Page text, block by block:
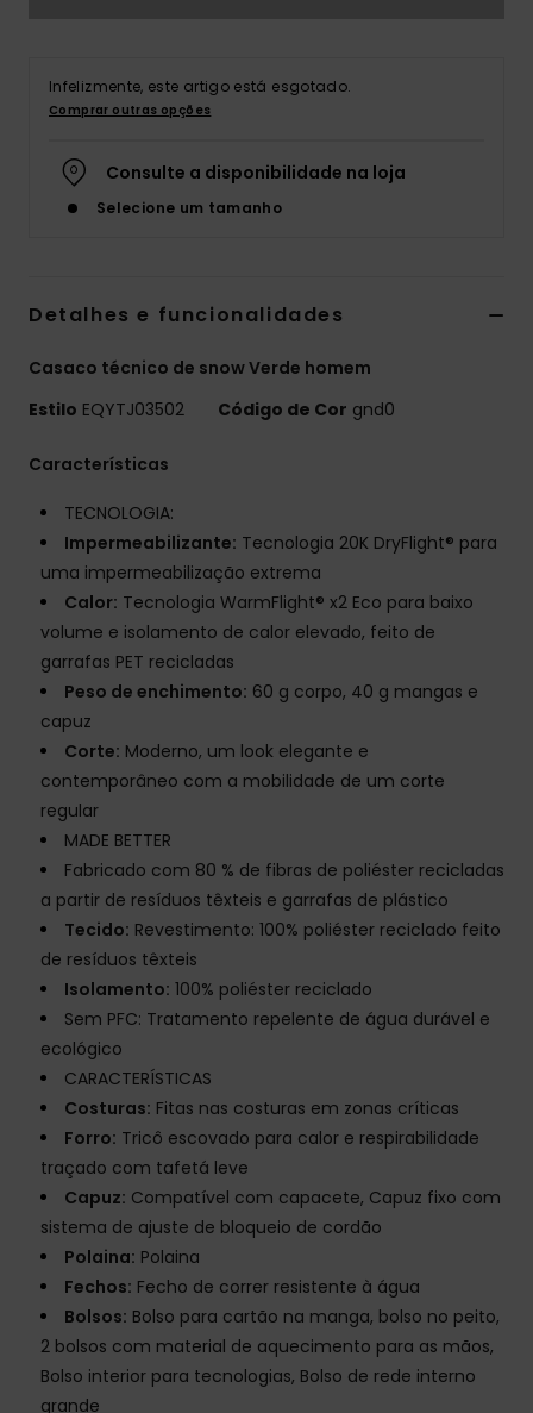
Infelizmente, este artigo está esgotado.
Comprar outras opções
Consulte a disponibilidade na loja
Selecione um tamanho
Detalhes e funcionalidades
Casaco técnico de snow Verde homem
Estilo EQYTJ03502 Código de Cor gnd0
Características
TECNOLOGIA:
Impermeabilizante: Tecnologia 20K DryFlight® para
uma impermeabilização extrema
Calor: Tecnologia WarmFlight® x2 Eco para baixo
volume e isolamento de calor elevado, feito de
garrafas PET recicladas
Peso de enchimento: 60 g corpo, 40 g mangas e
capuz
Corte: Moderno, um look elegante e
contemporâneo com a mobilidade de um corte
regular
MADE BETTER
Fabricado com 80 % de fibras de poliéster recicladas
a partir de resíduos têxteis e garrafas de plástico
Tecido: Revestimento: 100% poliéster reciclado feito
de resíduos têxteis
Isolamento: 100% poliéster reciclado
Sem PFC: Tratamento repelente de água durável e
ecológico
CARACTERÍSTICAS
Costuras: Fitas nas costuras em zonas críticas
Forro: Tricô escovado para calor e respirabilidade
traçado com tafetá leve
Capuz: Compatível com capacete, Capuz fixo com
sistema de ajuste de bloqueio de cordão
Polaina: Polaina
Fechos: Fecho de correr resistente à água
Bolsos: Bolso para cartão na manga, bolso no peito,
2 bolsos com material de aquecimento para as mãos,
Bolso interior para tecnologias, Bolso de rede interno
grande